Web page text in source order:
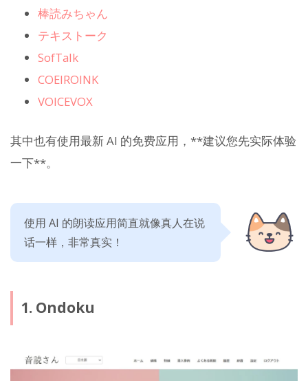
棒読みちゃん
テキストーク
SofTalk
COEIROINK
VOICEVOX
其中也有使用最新 AI 的免费应用，**建议您先实际体验
一下**。
使用 AI 的朗读应用简直就像真人在说
话一样，非常真实！
1. Ondoku